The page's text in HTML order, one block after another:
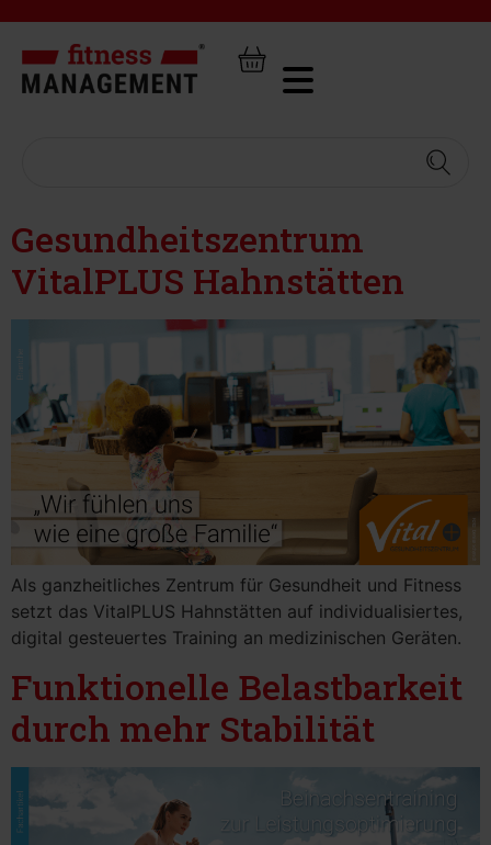
Gesundheitszentrum
VitalPLUS Hahnstätten
Als ganzheitliches Zentrum für Gesundheit und Fitness
setzt das VitalPLUS Hahnstätten auf individualisiertes,
digital gesteuertes Training an medizinischen Geräten.
Funktionelle Belastbarkeit
durch mehr Stabilität